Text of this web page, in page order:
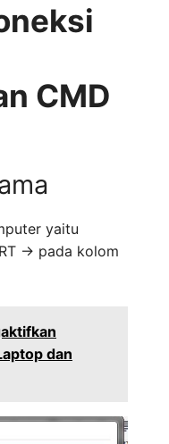
CMD
yaitu
-> pada kolom
dan